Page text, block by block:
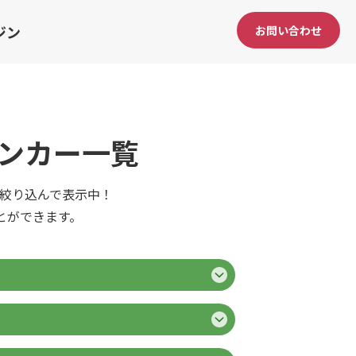
ン お問い合わせ
カー一覧
り込んで表示中！
できます。